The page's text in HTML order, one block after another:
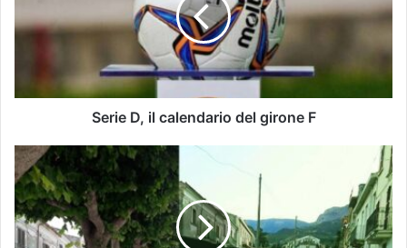
Serie D, il calendario del girone F